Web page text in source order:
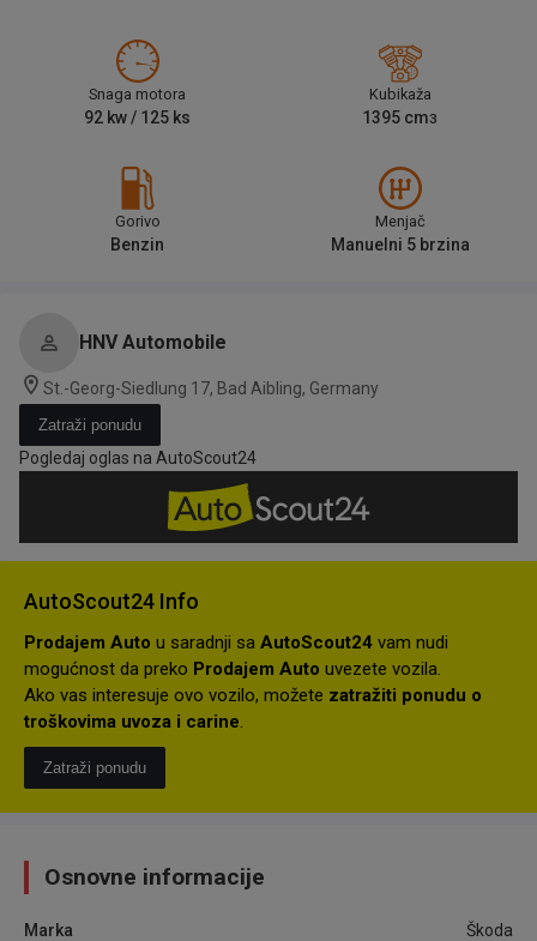
Snaga motora
92 kw / 125 ks
Kubikaža
1395 cm3
Gorivo
Benzin
Menjač
Manuelni 5 brzina
HNV Automobile
St.-Georg-Siedlung 17, Bad Aibling, Germany
Zatraži ponudu
Pogledaj oglas na AutoScout24
AutoScout24 Info
Prodajem Auto u saradnji sa AutoScout24 vam nudi
mogućnost da preko Prodajem Auto uvezete vozila.
Ako vas interesuje ovo vozilo, možete zatražiti ponudu o
troškovima uvoza i carine.
Zatraži ponudu
Osnovne informacije
Marka
Škoda